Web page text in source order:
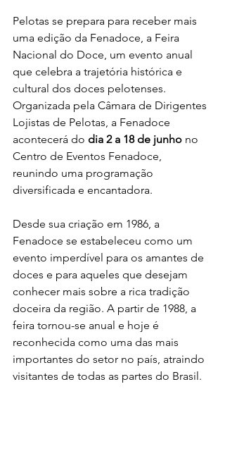
Pelotas se prepara para receber mais
uma edição da Fenadoce, a Feira
Nacional do Doce, um evento anual
que celebra a trajetória histórica e
cultural dos doces pelotenses.
Organizada pela Câmara de Dirigentes
Lojistas de Pelotas, a Fenadoce
acontecerá do dia 2 a 18 de junho no
Centro de Eventos Fenadoce,
reunindo uma programação
diversificada e encantadora.
Desde sua criação em 1986, a
Fenadoce se estabeleceu como um
evento imperdível para os amantes de
doces e para aqueles que desejam
conhecer mais sobre a rica tradição
doceira da região. A partir de 1988, a
feira tornou-se anual e hoje é
reconhecida como uma das mais
importantes do setor no país, atraindo
visitantes de todas as partes do Brasil.